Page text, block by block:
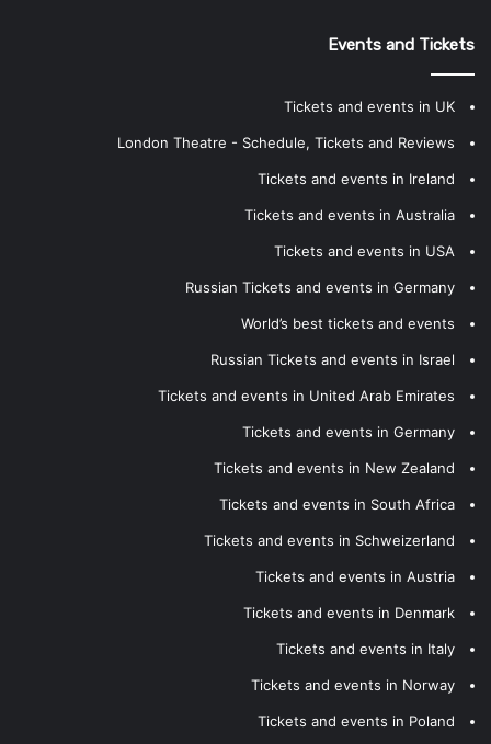
Events and Tickets
Tickets and events in UK
London Theatre - Schedule, Tickets and Reviews
Tickets and events in Ireland
Tickets and events in Australia
Tickets and events in USA
Russian Tickets and events in Germany
World’s best tickets and events
Russian Tickets and events in Israel
Tickets and events in United Arab Emirates
Tickets and events in Germany
Tickets and events in New Zealand
Tickets and events in South Africa
Tickets and events in Schweizerland
Tickets and events in Austria
Tickets and events in Denmark
Tickets and events in Italy
Tickets and events in Norway
Tickets and events in Poland